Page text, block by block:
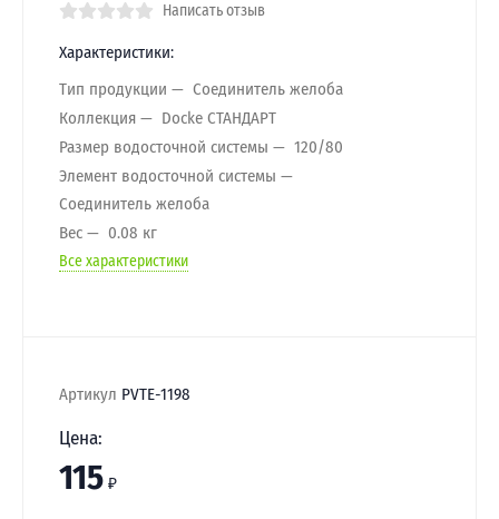
Написать отзыв
Характеристики:
Тип продукции
Соединитель желоба
Коллекция
Docke СТАНДАРТ
Размер водосточной системы
120/80
Элемент водосточной системы
Соединитель желоба
Вес
0.08 кг
Все характеристики
Артикул PVTE-1198
Цена:
115 ₽